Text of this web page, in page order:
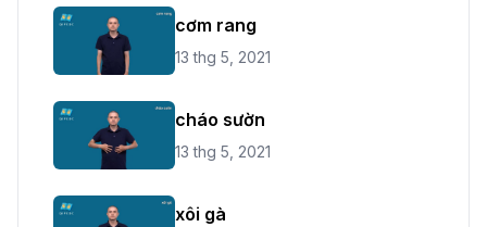
cơm rang
13 thg 5, 2021
cháo sườn
13 thg 5, 2021
xôi gà